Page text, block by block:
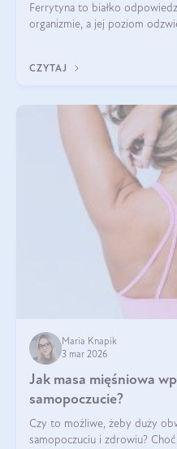
Ferrytyna to białko
organizmie, a jej poziom
funkcjonowanie (
CZYTAJ
Maria Knapik
3 mar 2026
Jak masa mięśniowa
samopoczucie?
Czy to możliwe, żeby duży
samopoczuciu i zdrowiu?